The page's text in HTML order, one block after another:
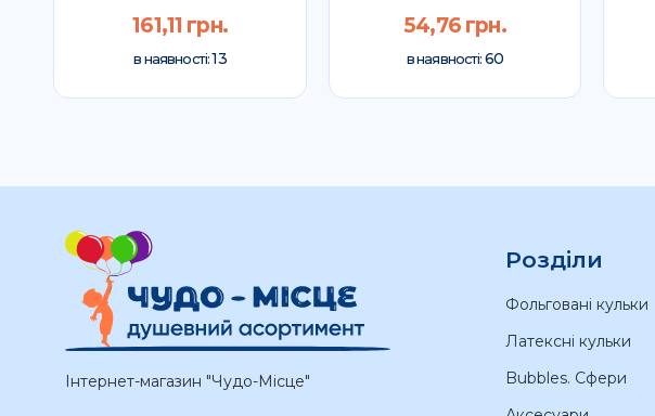
161,11 грн.
в наявності:13
54,76 грн.
в наявності: 60
Інтернет-магазин "Чудо-Місце"
Розділи
Фольговані кульки
Латексні кульки
Bubbles. Сфери